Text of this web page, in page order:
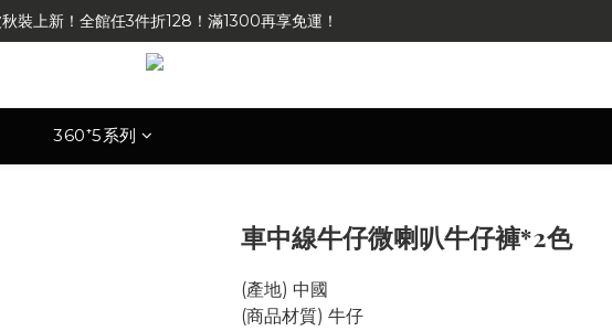
裝上新！全館任3件折128！滿1300再享免運！
360⁺5系列
車中線牛仔微喇叭牛仔褲*2色
(產地) 中國
(商品材質) 牛仔